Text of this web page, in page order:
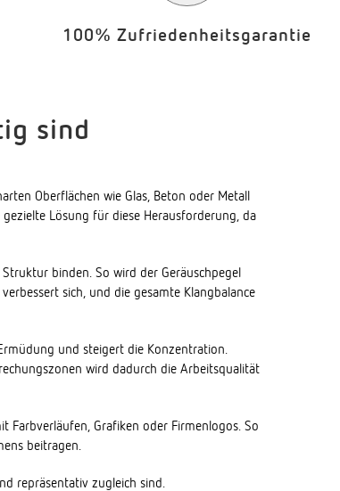
100% Zufriedenheitsgarantie
sind
Oberflächen wie Glas, Beton oder Metall
Lösung für diese Herausforderung, da
binden. So wird der Geräuschpegel
sich, und die gesamte Klangbalance
und steigert die Konzentration.
wird dadurch die Arbeitsqualität
Farbverläufen, Grafiken oder Firmenlogos. So
beitragen.
repräsentativ zugleich sind.